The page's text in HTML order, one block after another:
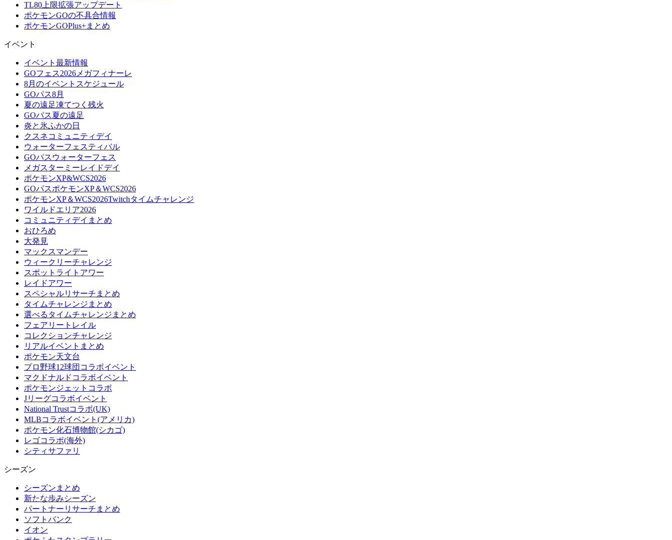
TL80上限拡張アップデート
ポケモンGOの不具合情報
ポケモンGOPlus+まとめ
イベント
イベント最新情報
GOフェス2026メガフィナーレ
8月のイベントスケジュール
GOパス8月
夏の遠足凍てつく残火
GOパス夏の遠足
炎と氷ふかの日
クスネコミュニティデイ
ウォーターフェスティバル
GOパスウォーターフェス
メガスターミーレイドデイ
ポケモンXP&WCS2026
GOパスポケモンXP＆WCS2026
ポケモンXP＆WCS2026Twitchタイムチャレンジ
ワイルドエリア2026
コミュニティデイまとめ
おひろめ
大発見
マックスマンデー
ウィークリーチャレンジ
スポットライトアワー
レイドアワー
スペシャルリサーチまとめ
タイムチャレンジまとめ
選べるタイムチャレンジまとめ
フェアリートレイル
コレクションチャレンジ
リアルイベントまとめ
ポケモン天文台
プロ野球12球団コラボイベント
マクドナルドコラボイベント
ポケモンジェットコラボ
Jリーグコラボイベント
National Trustコラボ(UK)
MLBコラボイベント(アメリカ)
ポケモン化石博物館(シカゴ)
レゴコラボ(海外)
シティサファリ
シーズン
シーズンまとめ
新たな歩みシーズン
パートナーリサーチまとめ
ソフトバンク
イオン